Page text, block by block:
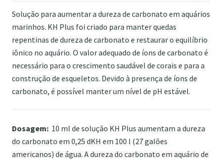
Solução para aumentar a dureza de carbonato em aquários
marinhos. KH Plus foi criado para manter quedas
repentinas de dureza de carbonato e restaurar o equilíbrio
iônico no aquário. O valor adequado de íons de carbonato é
necessário para o crescimento saudável de corais e para a
construção de esqueletos. Devido à presença de íons de
carbonato, é possível manter um nível de pH estável.
Dosagem: 10 ml de solução KH Plus aumentam a dureza
do carbonato em 0,25 dKH em 100 l (27 galões
americanos) de água. A dureza do carbonato em aquário de